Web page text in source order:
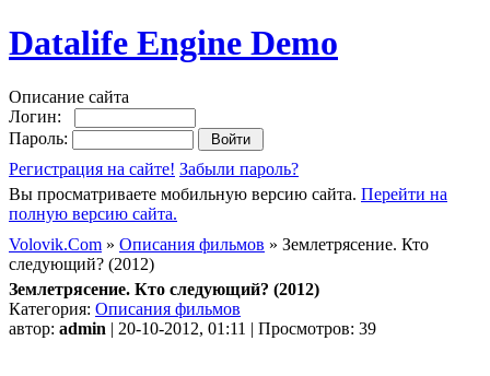
Datalife Engine Demo
Описание сайта
Логин:
Пароль:
Регистрация на сайте! Забыли пароль?
Вы просматриваете мобильную версию сайта. Перейти на
полную версию сайта.
Volovik.Com » Описания фильмов » Землетрясение. Кто
следующий? (2012)
Землетрясение. Кто следующий? (2012)
Категория: Описания фильмов
автор: admin | 20-10-2012, 01:11 | Просмотров: 39